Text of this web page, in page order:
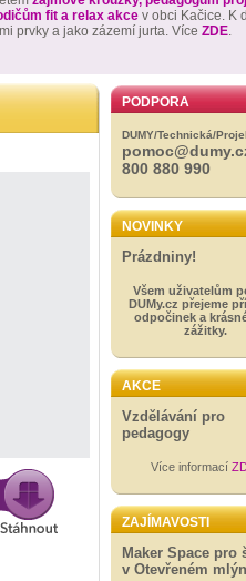
fit a relax akce v obci Kačice. K
prvky a jako zázemí jurta. Více ZDE.
PODPORA
DUMY/Technická/
800 880 990
NOVINKY
Prázdniny!
Všem uživatelům
DUMy.cz přejeme
odpočinek a
zážitky.
AKCE
Vzdělávání pro
pedagogy
Více informací
ZAJÍMAVOSTI
Maker Space pro
v Otevřeném